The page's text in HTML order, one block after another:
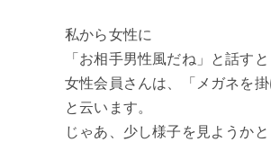
私から女性に
「お相手男性風だね」と話すと
女性会員さんは、「メガネを
と云います。
じゃあ、少し様子を見ようか